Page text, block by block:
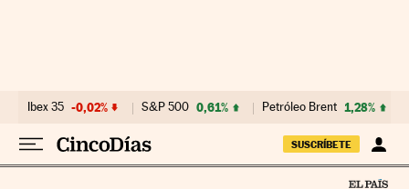
Ibex 35 -0,02% S&P 500 0,61% Petróleo Brent 1,28%
SUSCRÍBETE